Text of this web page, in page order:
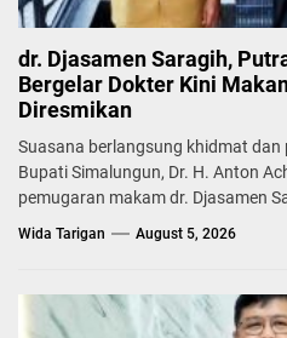
dr. Djasamen Saragih,
Bergelar Dokter Kini
Diresmikan
Suasana berlangsung khidmat
Bupati Simalungun, Dr. H. Anton
pemugaran makam dr. Djasamen
Wida Tarigan August 5, 2026